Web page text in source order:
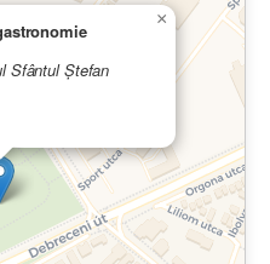
Sfântul Ștefan
×